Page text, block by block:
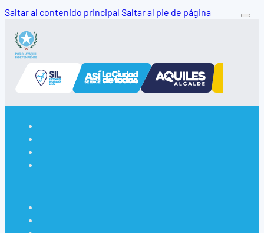
Saltar al contenido principal Saltar al pie de página